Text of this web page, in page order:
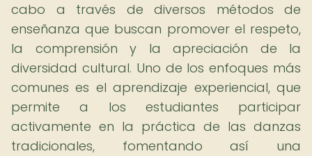
cabo a través de diversos métodos de
enseñanza que buscan promover el respeto,
la comprensión y la apreciación de la
diversidad cultural. Uno de los enfoques más
comunes es el aprendizaje experiencial, que
permite a los estudiantes participar
activamente en la práctica de las danzas
tradicionales, fomentando así una